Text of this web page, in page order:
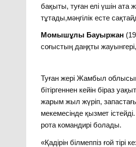
бақыты, туған елі үшін ата
тұтады,мәңгілік есте
Момышұлы Бауыржан
соғыстың даңқты
Туған жері Жамбыл
бітіргеннен кейін біраз
жарым жыл жүріп,
мекемесінде қызмет
рота командирі болады.
«Қадірін білмеппіз ғой тірі